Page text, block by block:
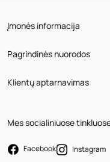
Įmonės informacija
Pagrindinės nuorodos
Klientų aptarnavimas
Mes socialiniuose
Facebook Instagram